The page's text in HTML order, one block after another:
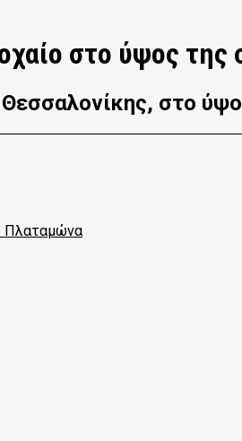
στο ύψος
στο